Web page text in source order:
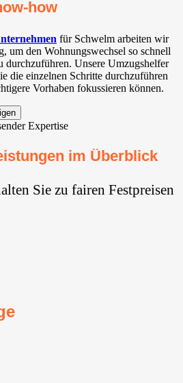
how
für Schwelm arbeiten wir
um den Wohnungswechsel so schnell
Unsere Umzugshelfer
die einzelnen Schritte durchzuführen
Vorhaben fokussieren können.
im Überblick
Sie zu fairen Festpreisen